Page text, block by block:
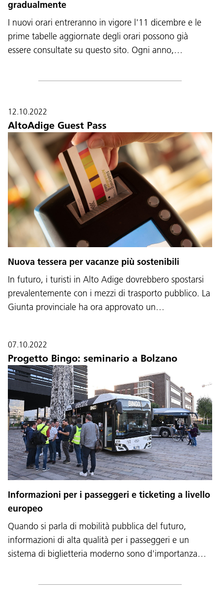
gradualmente
I nuovi orari entreranno in vigore l'11 dicembre e le
prime tabelle aggiornate degli orari possono già
essere consultate su questo sito. Ogni anno,…
12.10.2022
AltoAdige Guest Pass
Nuova tessera per vacanze più sostenibili
In futuro, i turisti in Alto Adige dovrebbero spostarsi
prevalentemente con i mezzi di trasporto pubblico. La
Giunta provinciale ha ora approvato un…
07.10.2022
Progetto Bingo: seminario a Bolzano
Informazioni per i passeggeri e ticketing a livello
europeo
Quando si parla di mobilità pubblica del futuro,
informazioni di alta qualità per i passeggeri e un
sistema di biglietteria moderno sono d'importanza…